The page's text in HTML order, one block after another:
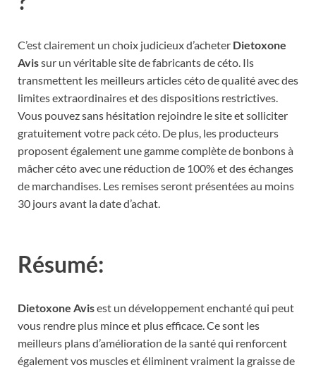
C’est clairement un choix judicieux d’acheter Dietoxone
Avissur un véritable site de fabricants de céto. Ils
transmettent les meilleurs articles céto de qualité avec des
limites extraordinaires et des dispositions restrictives.
Vous pouvez sans hésitation rejoindre le site et solliciter
gratuitement votre pack céto. De plus, les producteurs
proposent également une gamme complète de bonbons à
mâcher céto avec une réduction de 100% et des échanges
de marchandises. Les remises seront présentées au moins
30 jours avant la date d’achat.
Résumé:
Dietoxone Avisest un développement enchanté qui peut
vous rendre plus mince et plus efficace. Ce sont les
meilleurs plans d’amélioration de la santé qui renforcent
également vos muscles et éliminent vraiment la graisse de